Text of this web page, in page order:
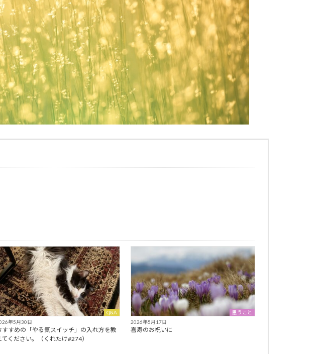
Q&A
年5月30日
すすめの「やる気スイッチ」の入れ方を教
てください。（くれたけ#274）
思うこと
2026年5月17日
喜寿のお祝いに